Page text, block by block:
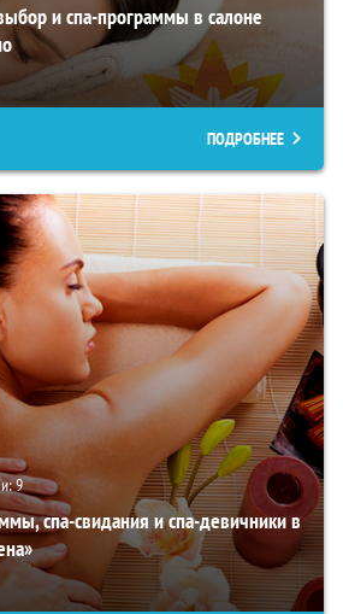
и спа-программы в салоне
ПОДРОБНЕЕ
9
спа-свидания и спа-девичники в